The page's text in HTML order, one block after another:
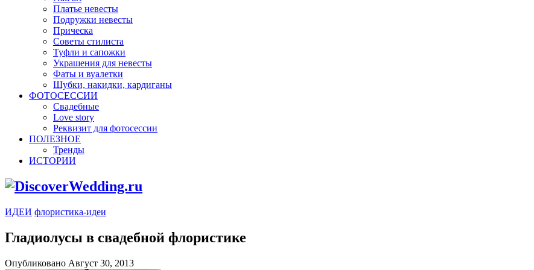
Платье невесты
Подружки невесты
Прическа
Советы стилиста
Туфли и сапожки
Украшения для невесты
Фаты и вуалетки
Шубки, накидки, кардиганы
ФОТОСЕССИИ
Свадебные
Love story
Реквизит для фотосессии
ПОЛЕЗНОЕ
Тренды
ИСТОРИИ
ИДЕИ флористика-идеи
Гладиолусы в свадебной флористике
Опубликовано Август 30, 2013